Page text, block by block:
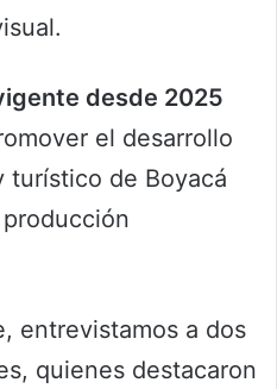
desde 2025
el desarrollo
turístico de Boyacá
entrevistamos a dos
quienes destacaron